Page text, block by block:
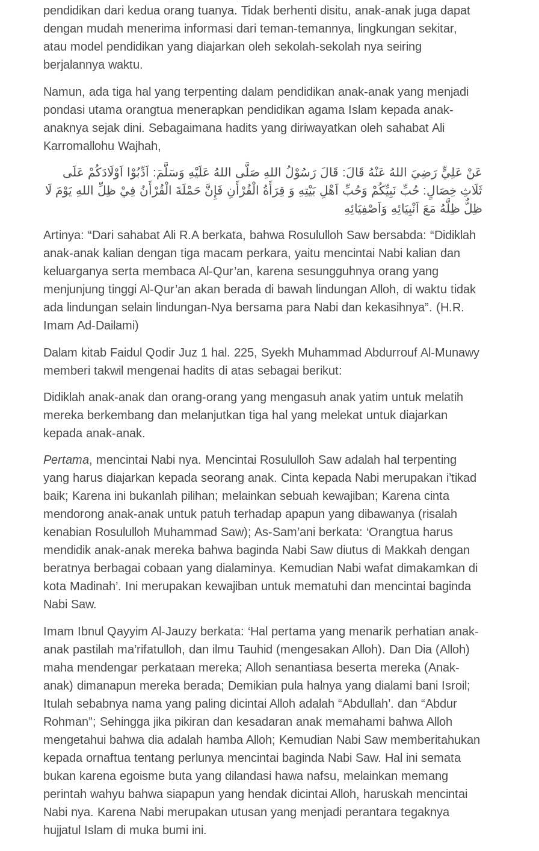
pendidikan dari kedua orang tuanya. Tidak berhenti disitu, anak-anak juga dapat
dengan mudah menerima informasi dari teman-temannya, lingkungan sekitar,
atau model pendidikan yang diajarkan oleh sekolah-sekolah nya seiring
berjalannya waktu.
Namun, ada tiga hal yang terpenting dalam pendidikan anak-anak yang menjadi
pondasi utama orangtua menerapkan pendidikan agama Islam kepada anak-
anaknya sejak dini. Sebagaimana hadits yang diriwayatkan oleh sahabat Ali
Karromallohu Wajhah,
عَنْ عَلِيٍّ رَضِيَ اللهُ عَنْهُ قَالَ: قَالَ رَسُوْلُ اللهِ صَلَّى اللهُ عَلَيْهِ وَسَلَّمَ: اَدِّبُوْا اَوْلَادَكُمْ عَلَى
ثَلَاثِ خِصَالٍ: حُبِّ نَبِيِّكُمْ وَحُبِّ اَهْلِ بَيْتِهِ وَ قِرَأَةُ الْقُرْأَنِ فَإِنَّ حَمْلَةَ الْقُرْأَنُ فِيْ ظِلِّ اللهِ يَوْمَ لَا
ظِلٌّ ظِلَّهُ مَعَ اَنْبِيَائِهِ وَاَصْفِيَائِهِ
Artinya: “Dari sahabat Ali R.A berkata, bahwa Rosululloh Saw bersabda: “Didiklah
anak-anak kalian dengan tiga macam perkara, yaitu mencintai Nabi kalian dan
keluarganya serta membaca Al-Qur’an, karena sesungguhnya orang yang
menjunjung tinggi Al-Qur’an akan berada di bawah lindungan Alloh, di waktu tidak
ada lindungan selain lindungan-Nya bersama para Nabi dan kekasihnya”. (H.R.
Imam Ad-Dailami)
Dalam kitab Faidul Qodir Juz 1 hal. 225, Syekh Muhammad Abdurrouf Al-Munawy
memberi takwil mengenai hadits di atas sebagai berikut:
Didiklah anak-anak dan orang-orang yang mengasuh anak yatim untuk melatih
mereka berkembang dan melanjutkan tiga hal yang melekat untuk diajarkan
kepada anak-anak.
Pertama, mencintai Nabi nya. Mencintai Rosululloh Saw adalah hal terpenting
yang harus diajarkan kepada seorang anak. Cinta kepada Nabi merupakan i’tikad
baik; Karena ini bukanlah pilihan; melainkan sebuah kewajiban; Karena cinta
mendorong anak-anak untuk patuh terhadap apapun yang dibawanya (risalah
kenabian Rosululloh Muhammad Saw); As-Sam’ani berkata: ‘Orangtua harus
mendidik anak-anak mereka bahwa baginda Nabi Saw diutus di Makkah dengan
beratnya berbagai cobaan yang dialaminya. Kemudian Nabi wafat dimakamkan di
kota Madinah’. Ini merupakan kewajiban untuk mematuhi dan mencintai baginda
Nabi Saw.
Imam Ibnul Qayyim Al-Jauzy berkata: ‘Hal pertama yang menarik perhatian anak-
anak pastilah ma’rifatulloh, dan ilmu Tauhid (mengesakan Alloh). Dan Dia (Alloh)
maha mendengar perkataan mereka; Alloh senantiasa beserta mereka (Anak-
anak) dimanapun mereka berada; Demikian pula halnya yang dialami bani Isroil;
Itulah sebabnya nama yang paling dicintai Alloh adalah “Abdullah’. dan “Abdur
Rohman”; Sehingga jika pikiran dan kesadaran anak memahami bahwa Alloh
mengetahui bahwa dia adalah hamba Alloh; Kemudian Nabi Saw memberitahukan
kepada ornaftua tentang perlunya mencintai baginda Nabi Saw. Hal ini semata
bukan karena egoisme buta yang dilandasi hawa nafsu, melainkan memang
perintah wahyu bahwa siapapun yang hendak dicintai Alloh, haruskah mencintai
Nabi nya. Karena Nabi merupakan utusan yang menjadi perantara tegaknya
hujjatul Islam di muka bumi ini.